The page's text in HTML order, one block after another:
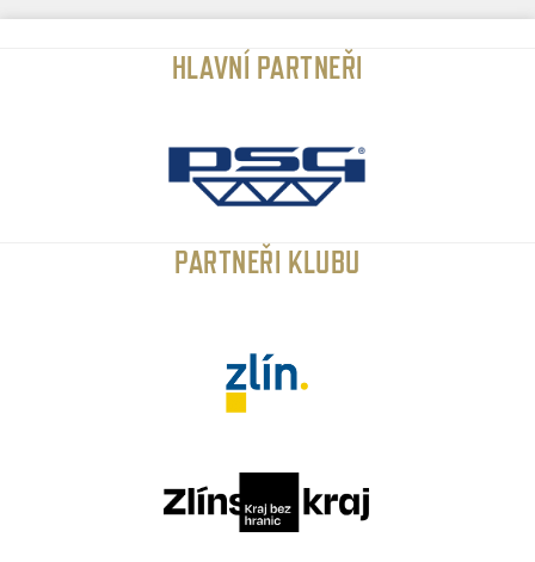
HLAVNÍ PARTNEŘI
PARTNEŘI KLUBU